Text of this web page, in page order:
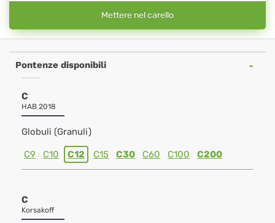
Mettere nel carello
Pontenze disponibili
C
HAB 2018
Globuli (Granuli)
C9 C10 C12 C15 C30 C60 C100 C200
C
Korsakoff